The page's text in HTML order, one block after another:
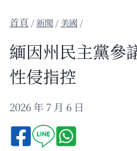
/新聞 / 美國 /
緬因州民主黨參
性侵指控
2026 年 7 月 6 日